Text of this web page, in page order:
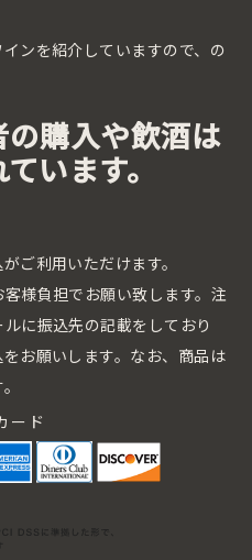
ンを紹介していますので、の
購入や飲酒は
います。
ご利用いただけます。
様負担でお願い致します。注
に振込先の記載をしており
お願いします。なお、商品は
ード